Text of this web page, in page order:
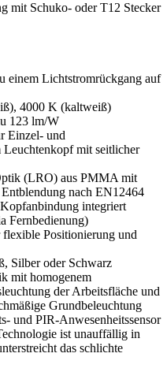
mit Schuko- oder T12 Stecker
einem Lichtstromrückgang auf
4000 K (kaltweiß)
123 lm/W
Einzel- und
mit seitlicher
(LRO) aus PMMA mit
nach EN12464
integriert
Fernbedienung)
Positionierung und
Silber oder Schwarz
mit homogenem
der Arbeitsfläche und
Grundbeleuchtung
und PIR-Anwesenheitssensor
ist unauffällig in
das schlichte